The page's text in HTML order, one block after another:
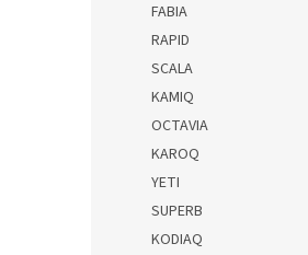
FABIA
RAPID
SCALA
KAMIQ
OCTAVIA
KAROQ
YETI
SUPERB
KODIAQ